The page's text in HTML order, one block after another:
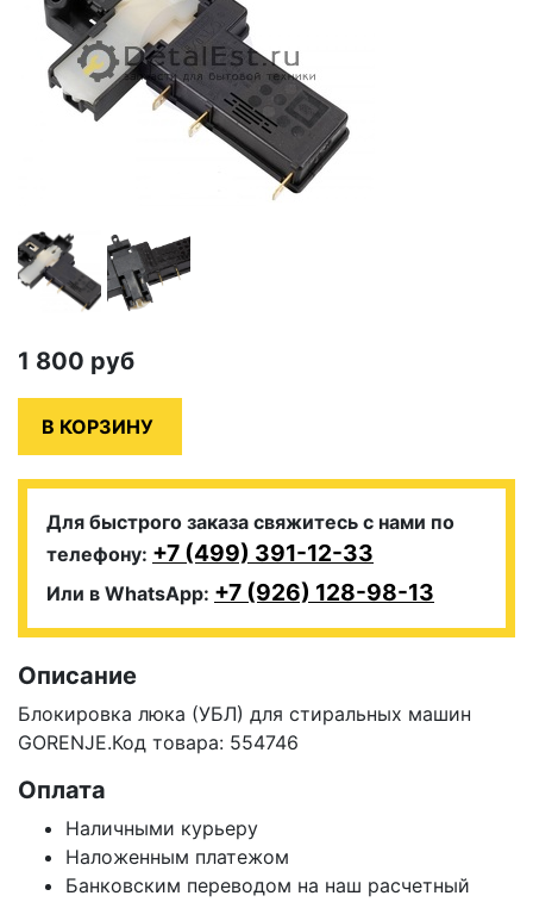
1 800 руб
Для быстрого заказа свяжитесь с нами по
телефону: +7 (499) 391-12-33
Или в WhatsApp: +7 (926) 128-98-13
Описание
Блокировка люка (УБЛ) для стиральных машин
GORENJE.Код товара: 554746
Оплата
Наличными курьеру
Наложенным платежом
Банковским переводом на наш расчетный